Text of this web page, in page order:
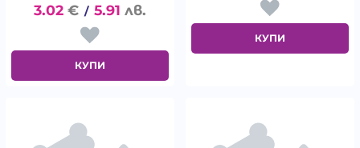
3.02 € / 5.91 лв.
КУПИ
КУПИ